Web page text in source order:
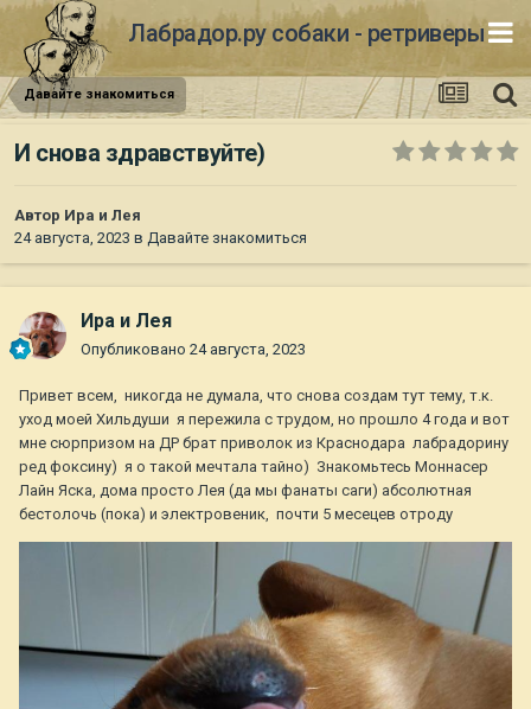
Лабрадор.ру собаки - ретриверы
Давайте знакомиться
И снова здравствуйте)
Автор Ира и Лея
24 августа, 2023 в Давайте знакомиться
Ира и Лея
Опубликовано 24 августа, 2023
Привет всем, никогда не думала, что снова создам тут тему, т.к.
уход моей Хильдуши я пережила с трудом, но прошло 4 года и вот
мне сюрпризом на ДР брат приволок из Краснодара лабрадорину
ред фоксину) я о такой мечтала тайно) Знакомьтесь Моннасер
Лайн Яска, дома просто Лея (да мы фанаты саги) абсолютная
бестолочь (пока) и электровеник, почти 5 месецев отроду